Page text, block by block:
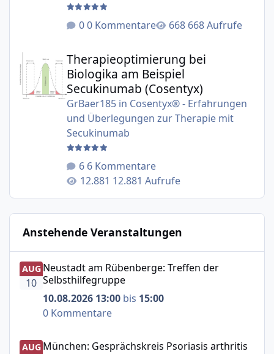
0 Kommentare
668 Aufrufe
Therapieoptimierung bei Biologika am Beispiel
Therapieoptimierung bei
Biologika am Beispiel
Secukinumab (Cosentyx)
GrBaer185in Cosentyx® - Erfahrungen
und Überlegungen zur Therapie mit
Secukinumab
6 Kommentare
12.881 Aufrufe
Anstehende Veranstaltungen
Neustadt am Rübenberge: Treffen der Selbsthilfegruppe
AUG
10
Neustadt am Rübenberge: Treffen der
Selbsthilfegruppe
10.08.2026 13:00 bis 15:00
0 Kommentare
München: Gesprächskreis Psoriasis arthritis
AUG München: Gesprächskreis Psoriasis arthritis